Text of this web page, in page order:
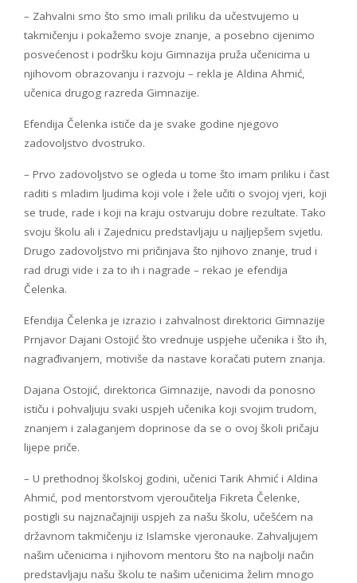
– Zahvalni smo što smo imali priliku da učestvujemo u
takmičenju i pokažemo svoje znanje, a posebno cijenimo
posvećenost i podršku koju Gimnazija pruža učenicima u
njihovom obrazovanju i razvoju – rekla je Aldina Ahmić,
učenica drugog razreda Gimnazije.
Efendija Čelenka ističe da je svake godine njegovo
zadovoljstvo dvostruko.
– Prvo zadovoljstvo se ogleda u tome što imam priliku i čast
raditi s mladim ljudima koji vole i žele učiti o svojoj vjeri, koji
se trude, rade i koji na kraju ostvaruju dobre rezultate. Tako
svoju školu ali i Zajednicu predstavljaju u najljepšem svjetlu.
Drugo zadovoljstvo mi pričinjava što njihovo znanje, trud i
rad drugi vide i za to ih i nagrade – rekao je efendija
Čelenka.
Efendija Čelenka je izrazio i zahvalnost direktorici Gimnazije
Prnjavor Dajani Ostojić što vrednuje uspjehe učenika i što ih,
nagrađivanjem, motiviše da nastave koračati putem znanja.
Dajana Ostojić, direktorica Gimnazije, navodi da ponosno
ističu i pohvaljuju svaki uspjeh učenika koji svojim trudom,
znanjem i zalaganjem doprinose da se o ovoj školi pričaju
lijepe priče.
– U prethodnoj školskoj godini, učenici Tarik Ahmić i Aldina
Ahmić, pod mentorstvom vjeroučitelja Fikreta Čelenke,
postigli su najznačajniji uspjeh za našu školu, učešćem na
državnom takmičenju iz Islamske vjeronauke. Zahvaljujem
našim učenicima i njihovom mentoru što na najbolji način
predstavljaju našu školu te našim učenicima želim mnogo